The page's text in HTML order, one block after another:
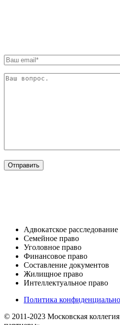
Адвокатское расследование
Семейное право​
Уголовное право​
Финансовое право
Составление документов​
Жилищное право​
Интеллектуальное право
Политика
© 2011-2023 Московская